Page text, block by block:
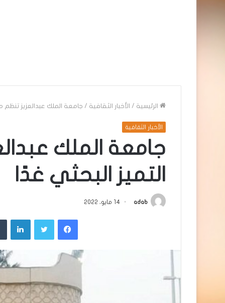
الرئيسية / الأخبار الثقافية / جامعة الملك عبدالعزيز تنظم
الأخبار الثقافية
جامعة الملك
التميز البحثي غدًا
adab 14 مايو، 2022
فيسبوكتويتر